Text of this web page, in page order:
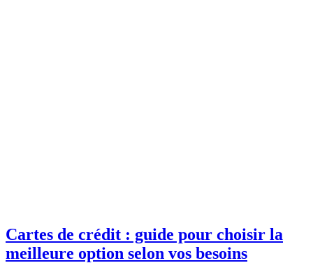
Cartes de crédit : guide pour choisir la
meilleure option selon vos besoins